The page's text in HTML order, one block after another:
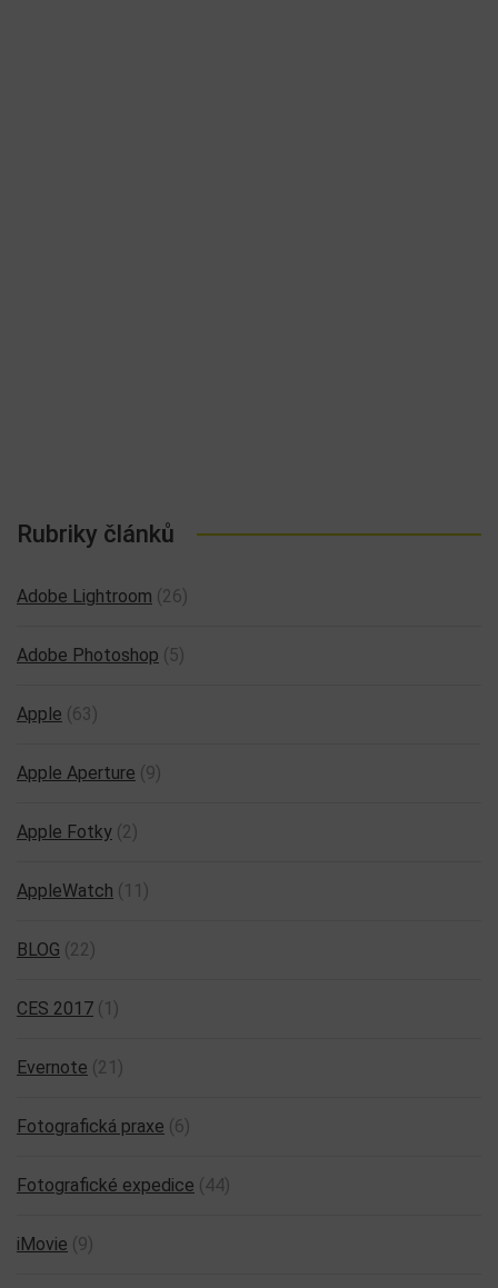
Rubriky článků
Adobe Lightroom (26)
Adobe Photoshop (5)
Apple (63)
Apple Aperture (9)
Apple Fotky (2)
AppleWatch (11)
BLOG (22)
CES 2017 (1)
Evernote (21)
Fotografická praxe (6)
Fotografické expedice (44)
iMovie (9)